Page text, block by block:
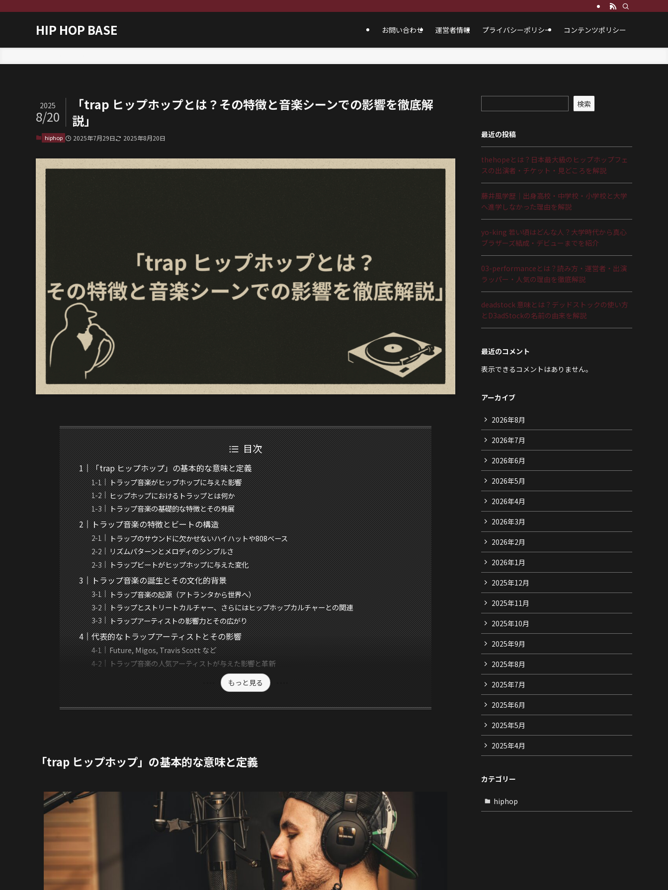
HIP HOP BASE お問い合わせ 運営者情報 プライバシーポリシー コンテンツポリシー
「trap ヒップホップとは？その特徴と音楽シーンでの影響を徹底解
説」
2025
8/20
hiphop 2025年7月29日 2025年8月20日
目次
「trap ヒップホップ」の基本的な意味と定義
トラップ音楽がヒップホップに与えた影響
ヒップホップにおけるトラップとは何か
トラップ音楽の基礎的な特徴とその発展
トラップ音楽の特徴とビートの構造
トラップのサウンドに欠かせないハイハットや808ベース
リズムパターンとメロディのシンプルさ
トラップビートがヒップホップに与えた変化
トラップ音楽の誕生とその文化的背景
トラップ音楽の起源（アトランタから世界へ）
トラップとストリートカルチャー、さらにはヒップホップカルチャーとの関連
トラップアーティストの影響力とその広がり
代表的なトラップアーティストとその影響
Future, Migos, Travis Scott など
トラップ音楽の人気アーティストが与えた影響と革新
もっと見る
「trap ヒップホップ」の基本的な意味と定義
検索
最近の投稿
thehopeとは？日本最大級のヒップホップフェ
スの出演者・チケット・見どころを解説
藤井風学歴｜出身高校・中学校・小学校と大学
へ進学しなかった理由を解説
yo-king 若い頃はどんな人？大学時代から真心
ブラザーズ結成・デビューまでを紹介
03-performanceとは？読み方・運営者・出演
ラッパー・人気の理由を徹底解説
deadstock 意味とは？デッドストックの使い方
とD3adStockの名前の由来を解説
最近のコメント
表示できるコメントはありません。
アーカイブ
2026年8月
2026年7月
2026年6月
2026年5月
2026年4月
2026年3月
2026年2月
2026年1月
2025年12月
2025年11月
2025年10月
2025年9月
2025年8月
2025年7月
2025年6月
2025年5月
2025年4月
カテゴリー
hiphop